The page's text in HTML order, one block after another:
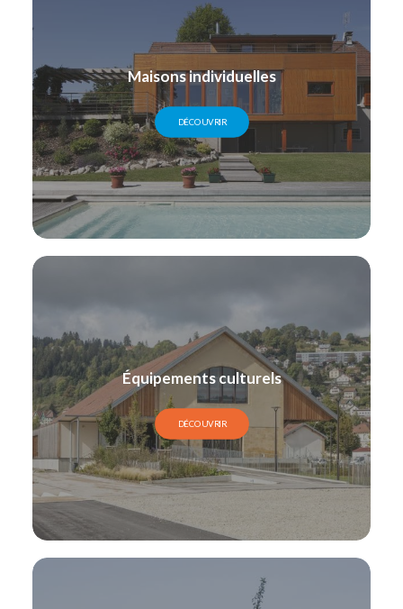
Maisons individuelles
DÉCOUVRIR
Équipements culturels
DÉCOUVRIR